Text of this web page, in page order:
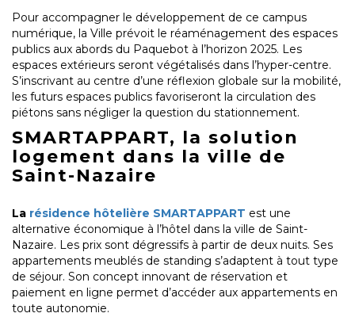
Pour accompagner le développement de ce campus
numérique, la Ville prévoit le réaménagement des espaces
publics aux abords du Paquebot à l’horizon 2025. Les
espaces extérieurs seront végétalisés dans l’hyper-centre.
S’inscrivant au centre d’une réflexion globale sur la mobilité,
les futurs espaces publics favoriseront la circulation des
piétons sans négliger la question du stationnement.
SMARTAPPART, la solution
logement dans la ville de
Saint-Nazaire
La résidence hôtelière SMARTAPPART est une
alternative économique à l’hôtel dans la ville de Saint-
Nazaire. Les prix sont dégressifs à partir de deux nuits. Ses
appartements meublés de standing s’adaptent à tout type
de séjour. Son concept innovant de réservation et
paiement en ligne permet d’accéder aux appartements en
toute autonomie.